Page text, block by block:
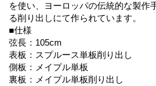
を使い、ヨーロッパの伝統的な製作
る削り出しにて作られています。
■仕様
弦長：105cm
表板：スプルース単板削り出し
側板：メイプル単板
裏板：メイプル単板削り出し